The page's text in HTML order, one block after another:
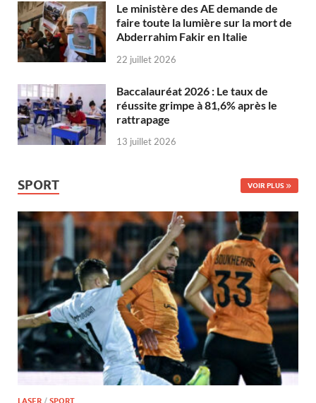
Le ministère des AE demande de
faire toute la lumière sur la mort de
Abderrahim Fakir en Italie
22 juillet 2026
Baccalauréat 2026 : Le taux de
réussite grimpe à 81,6% après le
rattrapage
13 juillet 2026
SPORT VOIR PLUS